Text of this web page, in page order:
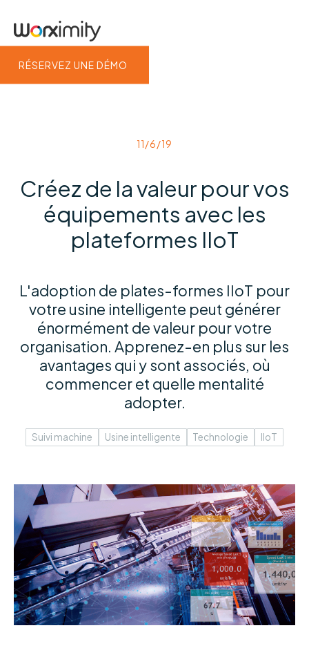
RÉSERVEZ UNE DÉMO
11/6/19
Créez de la valeur pour vos
équipements avec les
plateformes IIoT
L'adoption de plates-formes IIoT pour
votre usine intelligente peut générer
énormément de valeur pour votre
organisation. Apprenez-en plus sur les
avantages qui y sont associés, où
commencer et quelle mentalité
adopter.
Suivi machine Usine intelligente Technologie IIoT